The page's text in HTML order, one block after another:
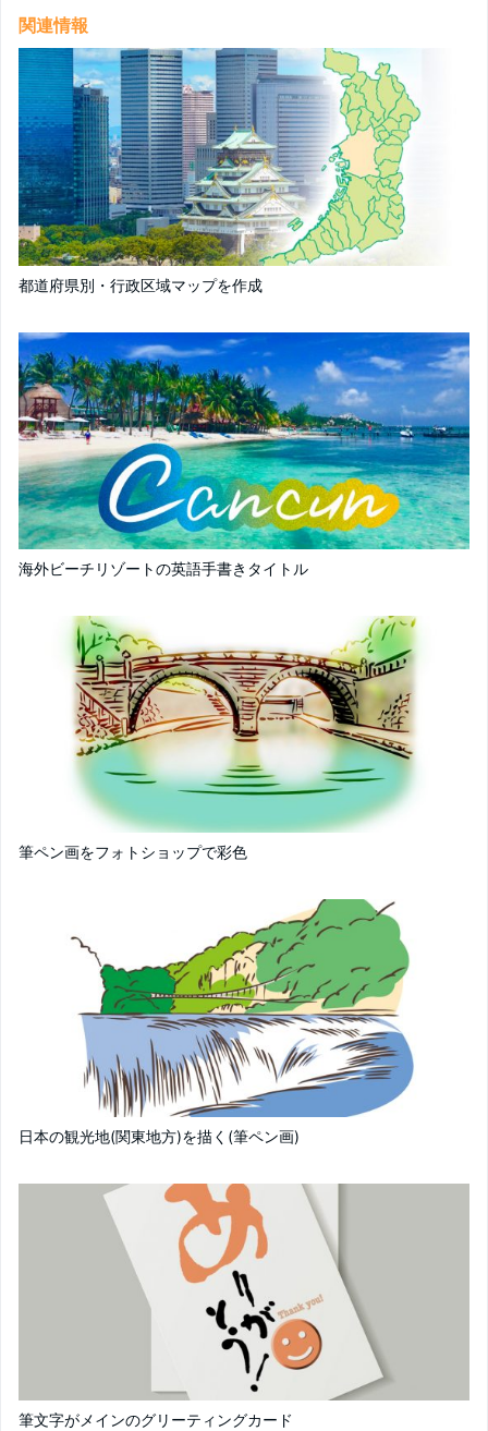
関連情報
都道府県別・行政区域マップを作成
海外ビーチリゾートの英語手書きタイトル
筆ペン画をフォトショップで彩色
日本の観光地(関東地方)を描く(筆ペン画)
筆文字がメインのグリーティングカード